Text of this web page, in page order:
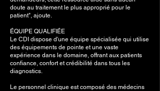
doute au traitement le plus approprié pour le
patient", ajoute.
ÉQUIPE QUALIFIÉE
Le CDI dispose d'une équipe spécialisée qui utilise
des équipements de pointe et une vaste
expérience dans le domaine, offrant aux patients
confiance, confort et crédibilité dans tous les
diagnostics.
Le personnel clinique est composé des médecins